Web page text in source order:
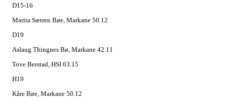
D15-16
Marita Sætren Bøe, Markane 50.12
D19
Aslaug Thingnes Bø, Markane 42.11
Tove Berstad, HSI 63.15
H19
Kåre Bøe, Markane 50.12